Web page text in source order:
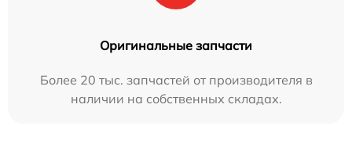
Оригинальные запчасти
Более 20 тыс. запчастей от производителя в
наличии на собственных складах.